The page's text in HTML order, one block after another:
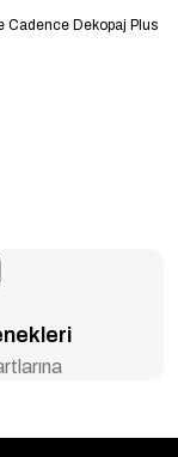
Cadence Dekopaj Plus